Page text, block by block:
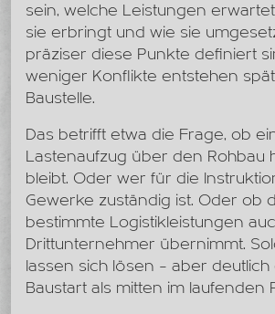
sein, welche Leistungen
sie erbringt und wie sie
präziser diese Punkte definiert
weniger Konflikte entstehen
Baustelle.
Das betrifft etwa die Frage, ob
Lastenaufzug über den Rohbau
bleibt. Oder wer für die
Gewerke zuständig ist. Oder ob
bestimmte Logistikleistungen
Drittunternehmer übernimmt.
lassen sich lösen – aber
Baustart als mitten im laufenden